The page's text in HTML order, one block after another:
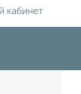
кабинет